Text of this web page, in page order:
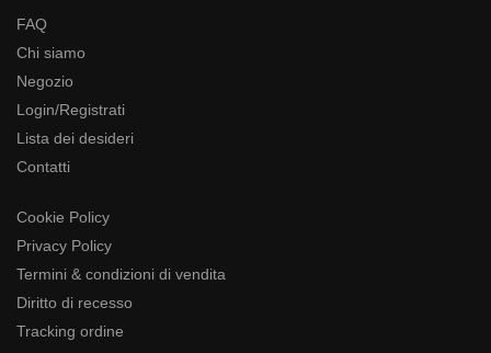
FAQ
Chi siamo
Negozio
Login/Registrati
Lista dei desideri
Contatti
Cookie Policy
Privacy Policy
Termini & condizioni di vendita
Diritto di recesso
Tracking ordine